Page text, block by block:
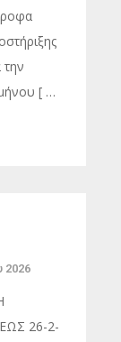
[ …
2026
26-2-